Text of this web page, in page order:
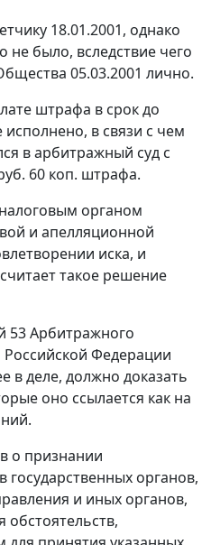
18.01.2001, однако
не было, вследствие чего
05.03.2001 лично.
штрафа в срок до
в связи с чем
в арбитражный суд с
60 коп. штрафа.
органом
и апелляционной
иска, и
такое решение
53Арбитражного
Российской Федерации
в деле, должно доказать
оно ссылается как на
о признании
государственных органов,
и иных органов,
обстоятельств,